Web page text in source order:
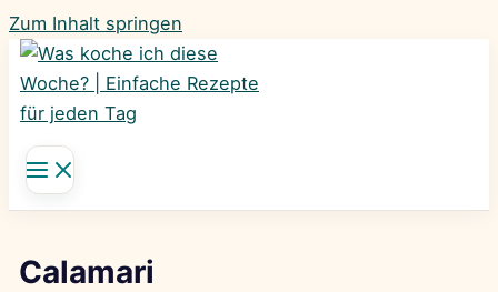
Zum Inhalt springen
Calamari